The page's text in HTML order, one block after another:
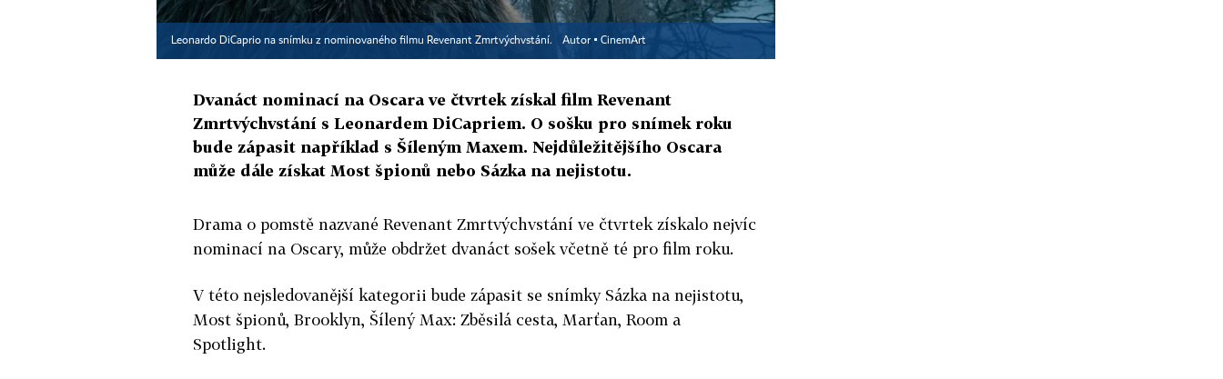
Leonardo DiCaprio na snímku z nominovaného filmu Revenant Zmrtvýchvstání. Autor ▪ CinemArt
Dvanáct nominací na Oscara ve čtvrtek získal film Revenant
Zmrtvýchvstání s Leonardem DiCapriem. O sošku pro snímek roku
bude zápasit například s Šíleným Maxem. Nejdůležitějšího Oscara
může dále získat Most špionů nebo Sázka na nejistotu.
Drama o pomstě nazvané Revenant Zmrtvýchvstání ve čtvrtek získalo nejvíc
nominací na Oscary, může obdržet dvanáct sošek včetně té pro film roku.
V této nejsledovanější kategorii bude zápasit se snímky Sázka na nejistotu,
Most špionů, Brooklyn, Šílený Max: Zběsilá cesta, Marťan, Room a
Spotlight.